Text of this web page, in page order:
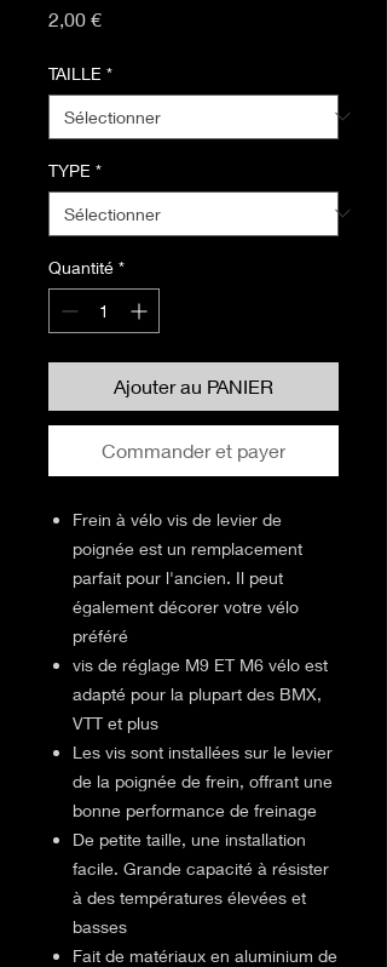
2,00 €Prix
TAILLE *
TYPE *
Quantité *
Ajouter au PANIER
Commander et payer
Frein à vélo vis de levier de
poignée est un remplacement
parfait pour l'ancien. Il peut
également décorer votre vélo
préféré
vis de réglage M9 ET M6 vélo est
adapté pour la plupart des BMX,
VTT et plus
Les vis sont installées sur le levier
de la poignée de frein, offrant une
bonne performance de freinage
De petite taille, une installation
facile. Grande capacité à résister
à des températures élevées et
basses
Fait de matériaux en aluminium de